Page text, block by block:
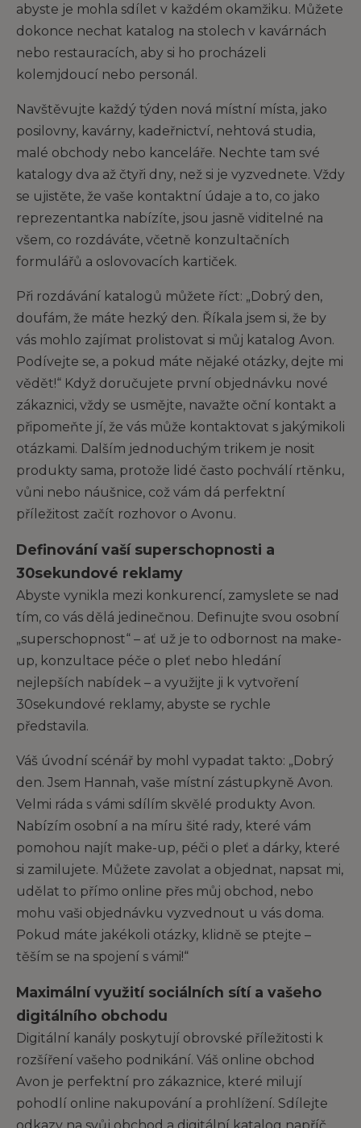
abyste je mohla sdílet v každém okamžiku. Můžete
dokonce nechat katalog na stolech v kavárnách
nebo restauracích, aby si ho procházeli
kolemjdoucí nebo personál.
Navštěvujte každý týden nová místní místa, jako
posilovny, kavárny, kadeřnictví, nehtová studia,
malé obchody nebo kanceláře. Nechte tam své
katalogy dva až čtyři dny, než si je vyzvednete. Vždy
se ujistěte, že vaše kontaktní údaje a to, co jako
reprezentantka nabízíte, jsou jasně viditelné na
všem, co rozdáváte, včetně konzultačních
formulářů a oslovovacích kartiček.
Při rozdávání katalogů můžete říct: „Dobrý den,
doufám, že máte hezký den. Říkala jsem si, že by
vás mohlo zajímat prolistovat si můj katalog Avon.
Podívejte se, a pokud máte nějaké otázky, dejte mi
vědět!“ Když doručujete první objednávku nové
zákaznici, vždy se usmějte, navažte oční kontakt a
připomeňte jí, že vás může kontaktovat s jakýmikoli
otázkami. Dalším jednoduchým trikem je nosit
produkty sama, protože lidé často pochválí rtěnku,
vůni nebo náušnice, což vám dá perfektní
příležitost začít rozhovor o Avonu.
Definování vaší superschopnosti a
30sekundové reklamy
Abyste vynikla mezi konkurencí, zamyslete se nad
tím, co vás dělá jedinečnou. Definujte svou osobní
„superschopnost“ – ať už je to odbornost na make-
up, konzultace péče o pleť nebo hledání
nejlepších nabídek – a využijte ji k vytvoření
30sekundové reklamy, abyste se rychle
představila.
Váš úvodní scénář by mohl vypadat takto: „Dobrý
den. Jsem Hannah, vaše místní zástupkyně Avon.
Velmi ráda s vámi sdílím skvělé produkty Avon.
Nabízím osobní a na míru šité rady, které vám
pomohou najít make-up, péči o pleť a dárky, které
si zamilujete. Můžete zavolat a objednat, napsat mi,
udělat to přímo online přes můj obchod, nebo
mohu vaši objednávku vyzvednout u vás doma.
Pokud máte jakékoli otázky, klidně se ptejte –
těším se na spojení s vámi!“
Maximální využití sociálních sítí a vašeho
digitálního obchodu
Digitální kanály poskytují obrovské příležitosti k
rozšíření vašeho podnikání. Váš online obchod
Avon je perfektní pro zákaznice, které milují
pohodlí online nakupování a prohlížení. Sdílejte